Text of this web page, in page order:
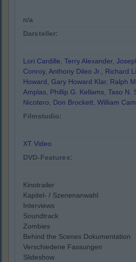
n/a
Darsteller:
Lori Cardille, Terry Alexander,
Conroy, Anthony Dileo Jr., Richard
Howard, Gary Howard Klar, Ralph
Amplas, Phillip G. Kellams, Taso N.
Nicotero, Don Brockett, William
Filmstudio:
XT Video
DVD-Features:
Kinotrailer
Kapitel- / Szenenanwahl
Interviews
Soundtrack
Zombies
Behind the Scenes Dokumentation
Verschiedene Fassungen
Slideshow